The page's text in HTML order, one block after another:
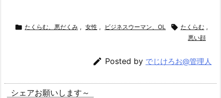
 たくらむ、悪だくみ , 女性 , ビジネスウーマン、OL  たくらむ ,
悪い顔
 Posted by でじけろお@管理人
シェアお願いします～